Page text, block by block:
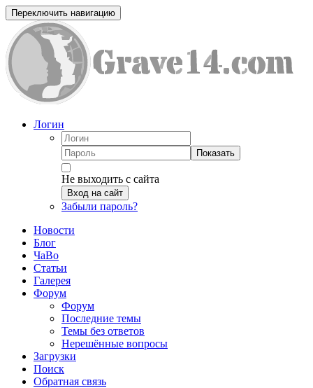
Переключить навигацию
Логин
Показать
Не выходить с сайта
Вход на сайт
Забыли пароль?
Новости
Блог
ЧаВо
Статьи
Галерея
Форум
Форум
Последние темы
Темы без ответов
Нерешённые вопросы
Загрузки
Поиск
Обратная связь